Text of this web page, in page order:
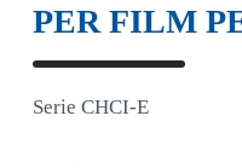
PER FILM
Serie CHCI-E